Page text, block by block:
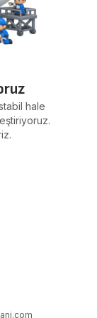
hale